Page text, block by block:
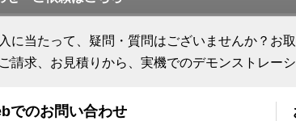
に当たって、疑問・質問はございませんか？お
請求、お見積りから、実機でのデモンストレー
でのお問い合わせ